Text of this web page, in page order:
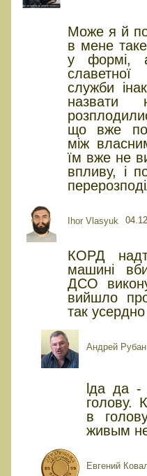
Може я й
в мене
у формі, а
служби
назвати
що вже
між
їм вже не
впливу, і
Ihor Vlasyuk
КОРД
машині
ДСО
вийшло
так
Андрей Рубан
lда да -
голову.
в
живым
Евгений